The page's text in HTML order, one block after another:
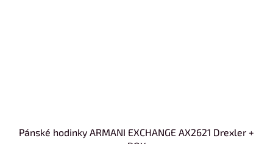
Pánské hodinky ARMANI EXCHANGE AX2621 Drexler +